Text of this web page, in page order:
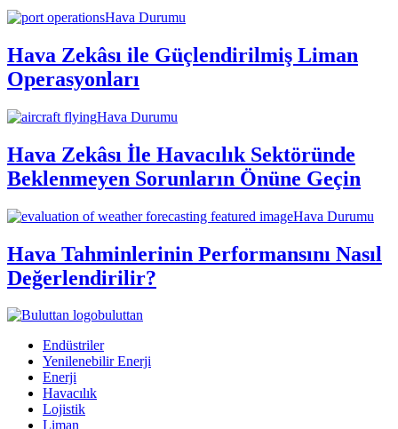
Hava Durumu
Hava Zekâsı ile Güçlendirilmiş Liman
Operasyonları
Hava Durumu
Hava Zekâsı İle Havacılık Sektöründe
Beklenmeyen Sorunların Önüne Geçin
Hava Durumu
Hava Tahminlerinin Performansını Nasıl
Değerlendirilir?
buluttan
Endüstriler
Yenilenebilir Enerji
Enerji
Havacılık
Lojistik
Liman